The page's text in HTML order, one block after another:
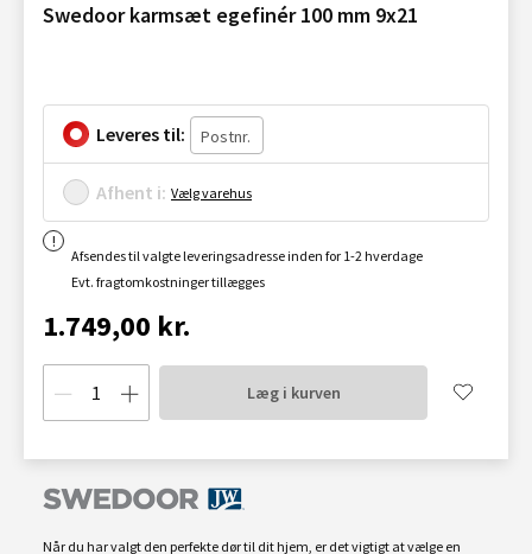
Swedoor karmsæt egefinér 100 mm 9x21
Leveres til:
Afhent i: Vælg varehus
Afsendes til valgte leveringsadresse inden for 1-2 hverdage
Evt. fragtomkostninger tillægges
1.749,00 kr.
Læg i kurven
Når du har valgt den perfekte dør til dit hjem, er det vigtigt at vælge en